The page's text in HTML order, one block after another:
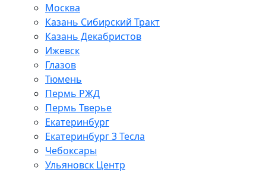
Москва
Казань Сибирский Тракт
Казань Декабристов
Ижевск
Глазов
Тюмень
Пермь РЖД
Пермь Тверье
Екатеринбург
Екатеринбург 3 Тесла
Чебоксары
Ульяновск Центр